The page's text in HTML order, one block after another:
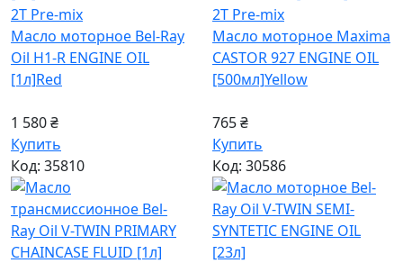
2T Pre-mix
Масло моторное Bel-Ray
Oil H1-R ENGINE OIL
[1л]Red
1 580 ₴
Купить
2T Pre-mix
Масло моторное Maxima
CASTOR 927 ENGINE OIL
[500мл]Yellow
765 ₴
Купить
Код: 35810
Код: 30586